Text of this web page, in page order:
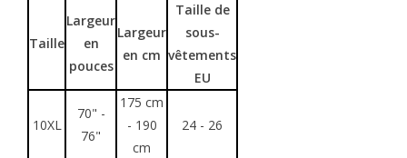
Taille
Largeur
en
pouces
Largeur
en cm
Taille de
sous-
vêtements
EU
10XL
70" -
76"
175 cm
- 190
cm
24 - 26